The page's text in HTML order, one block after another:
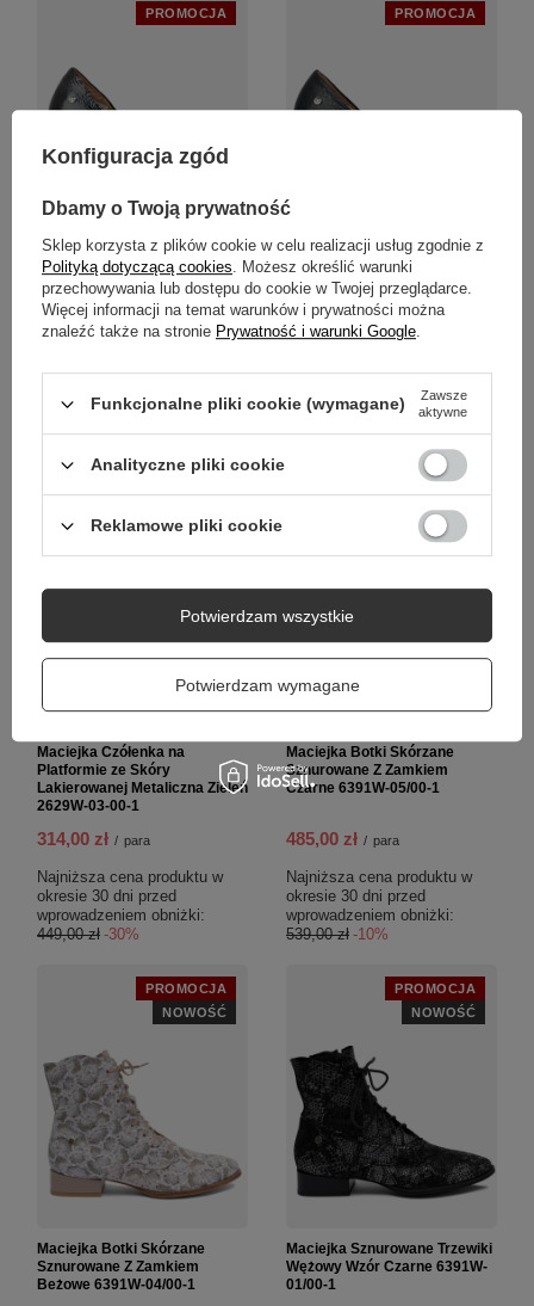
PROMOCJA
Maciejka Wysokiej Jakości
Czółenka Skórzane na Słupku i
Platformie 2629W-06-00-1
359,00 zł
okresie 30 dni przed
wprowadzeniem obniżki:
449,00 zł -20%
PROMOCJA
Maciejka Ponadczasowe
Czółenka ze Skóry Licowej na
Platformie 2629W-04-00-1
359,00 zł / para
okresie 30 dni przed
wprowadzeniem obniżki:
449,00 zł -20%
PROMOCJA
Maciejka Czółenka na
Platformie ze Skóry
Lakierowanej Metaliczna Zieleń
2629W-03-00-1
314,00 zł / para
Najniższa cena produktu w
okresie 30 dni przed
wprowadzeniem obniżki:
449,00 zł -30%
PROMOCJA
NOWOŚĆ
Maciejka Botki Skórzane
Sznurowane Z Zamkiem
Czarne 6391W-05/00-1
485,00 zł / para
Najniższa cena produktu w
okresie 30 dni przed
wprowadzeniem obniżki:
539,00 zł -10%
PROMOCJA
NOWOŚĆ
Maciejka Botki Skórzane
Sznurowane Z Zamkiem
Beżowe 6391W-04/00-1
PROMOCJA
NOWOŚĆ
Maciejka Sznurowane Trzewiki
Wężowy Wzór Czarne 6391W-
01/00-1
Konfiguracja zgód
Dbamy o Twoją prywatność
Sklep korzysta z plików cookie w celu realizacji usług zgodnie z
Polityką dotyczącą cookies. Możesz określić warunki
przechowywania lub dostępu do cookie w Twojej przeglądarce.
Więcej informacji na temat warunków i prywatności można
znaleźć także na stronie Prywatność i warunki Google.
Funkcjonalne pliki cookie (wymagane)
Zawsze
aktywne
Analityczne pliki cookie
Reklamowe pliki cookie
Potwierdzam wymagane
Potwierdzam wszystkie